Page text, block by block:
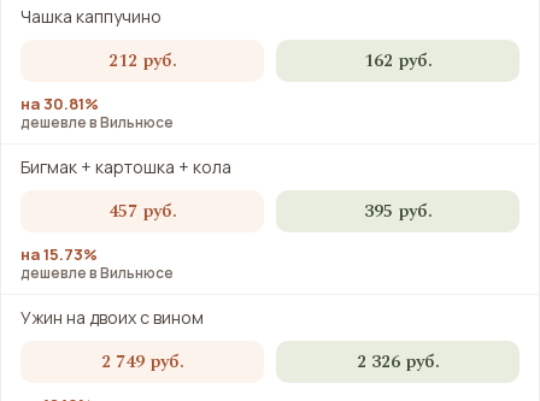
Чашка каппучино
212 руб. 162 руб.
на 30.81%
дешевле в Вильнюсе
Бигмак + картошка + кола
457 руб. 395 руб.
на 15.73%
дешевле в Вильнюсе
Ужин на двоих с вином
2 749 руб. 2 326 руб.